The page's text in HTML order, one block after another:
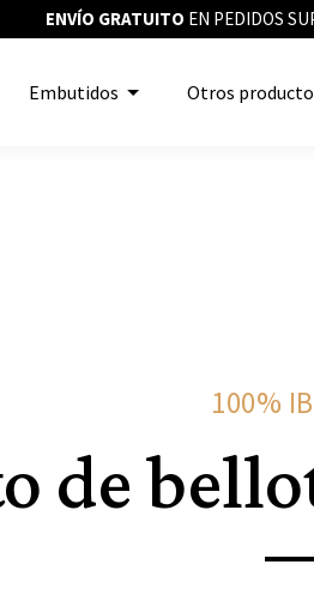
ENVÍO GRATUITO EN PEDIDOS
Embutidos Otros
100%
de